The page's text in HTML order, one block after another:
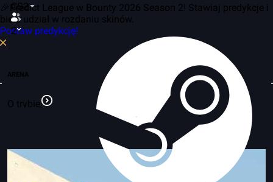
CS2
2
🎉Predict League w Bounty 2026 Season 2! Stawiaj predykcje i
bierz udział w rozdaniu skinów.
Postaw predykcję!
ARENA
O trybie